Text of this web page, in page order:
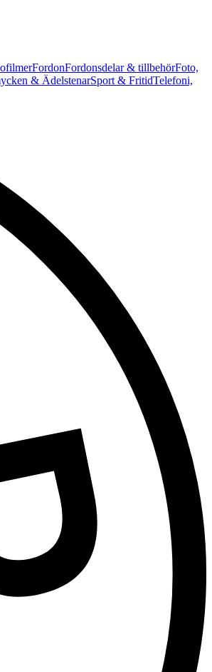
FordonFordonsdelar & tillbehörFoto,
& ÄdelstenarSport & FritidTelefoni,